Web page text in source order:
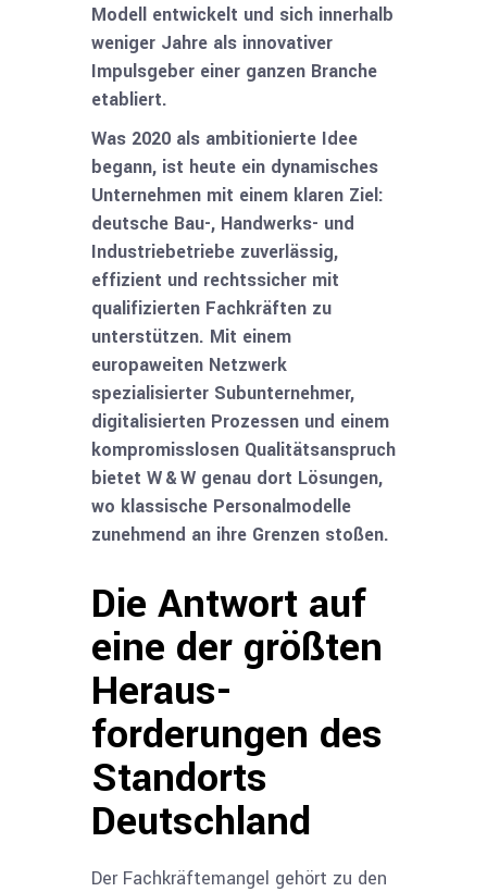
Modell entwickelt und sich innerhalb
weniger Jahre als innovativer
Impulsgeber einer ganzen Branche
etabliert.
Was 2020 als ambitionierte Idee
begann, ist heute ein dynamisches
Unternehmen mit einem klaren Ziel:
deutsche Bau-, Handwerks- und
Industriebetriebe zuverlässig,
effizient und rechtssicher mit
qualifizierten Fachkräften zu
unterstützen. Mit einem
europaweiten Netzwerk
spezialisierter Subunternehmer,
digitalisierten Prozessen und einem
kompromisslosen Qualitätsanspruch
bietet W & W genau dort Lösungen,
wo klassische Personalmodelle
zunehmend an ihre Grenzen stoßen.
Die Antwort auf
eine der größten
Heraus­
forderungen des
Standorts
Deutschland
Der Fachkräftemangel gehört zu den